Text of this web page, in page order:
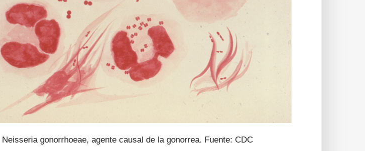
Neisseria gonorrhoeae, agente causal de la gonorrea. Fuente: CDC